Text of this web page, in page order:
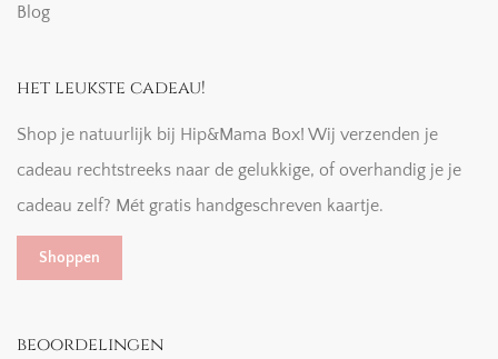
Blog
het leukste cadeau!
Shop je natuurlijk bij Hip&Mama Box! Wij verzenden je
cadeau rechtstreeks naar de gelukkige, of overhandig je je
cadeau zelf? Mét gratis handgeschreven kaartje.
Shoppen
beoordelingen